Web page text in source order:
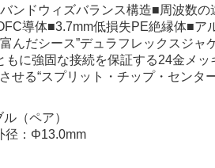
ンドウィズバランス構造■周波数
導体■3.7mm低損失PE絶縁体■
んだシース”デュラフレックスジャ
に強固な接続を保証する24金メ
せる“スプリット・チップ・センタ
（ペア）
径：Φ13.0mm